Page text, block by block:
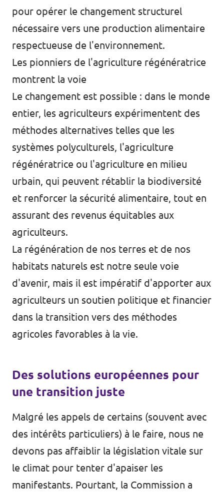
pour opérer le changement structurel
nécessaire vers une production alimentaire
respectueuse de l'environnement.
Les pionniers de l'agriculture régénératrice
montrent la voie
Le changement est possible : dans le monde
entier, les agriculteurs expérimentent des
méthodes alternatives telles que les
systèmes polyculturels, l'agriculture
régénératrice ou l'agriculture en milieu
urbain, qui peuvent rétablir la biodiversité
et renforcer la sécurité alimentaire, tout en
assurant des revenus équitables aux
agriculteurs.
La régénération de nos terres et de nos
habitats naturels est notre seule voie
d'avenir, mais il est impératif d'apporter aux
agriculteurs un soutien politique et financier
dans la transition vers des méthodes
agricoles favorables à la vie.
Des solutions européennes pour
une transition juste
Malgré les appels de certains (souvent avec
des intérêts particuliers) à le faire, nous ne
devons pas affaiblir la législation vitale sur
le climat pour tenter d'apaiser les
manifestants. Pourtant, la Commission a